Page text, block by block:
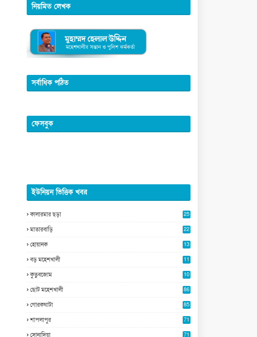
নিয়মিত লেখক
সর্বাধিক পঠিত
ফেসবুক
ইউনিয়ন ভিত্তিক খবর
কালারমার ছড়া
25
মাতারবাড়ি
22
হোয়ানক
13
বড় মহেশখালী
11
কুতুবজোম
10
ছোট মহেশখালী 86
গোরকঘাটা 85
শাপলাপুর 71
সোনাদিয়া 71